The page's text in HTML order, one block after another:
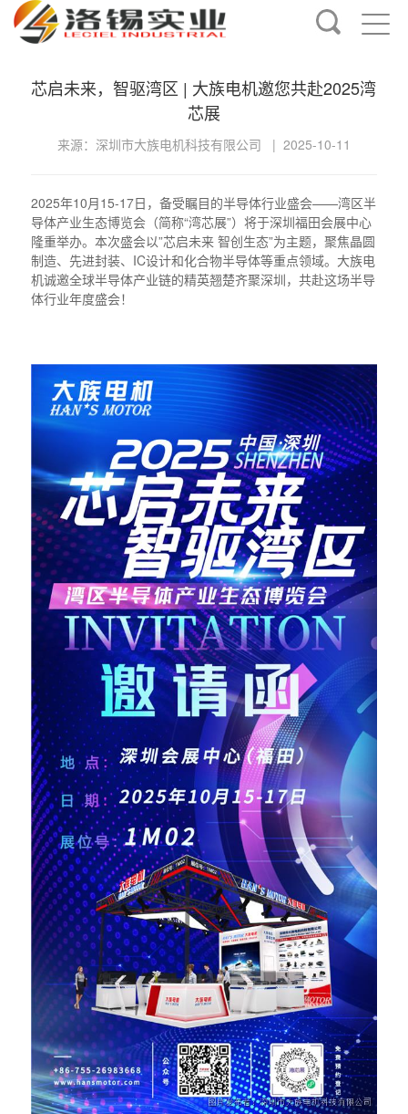
芯启未来，智驱湾区 | 大族电机邀您共赴2025湾
芯展
来源：深圳市大族电机科技有限公司 | 2025-10-11
2025年10月15-17日，备受瞩目的半导体行业盛会——湾区半
导体产业生态博览会（简称“湾芯展”）将于深圳福田会展中心
隆重举办。本次盛会以”芯启未来 智创生态”为主题，聚焦晶圆
制造、先进封装、IC设计和化合物半导体等重点领域。大族电
机诚邀全球半导体产业链的精英翘楚齐聚深圳，共赴这场半导
体行业年度盛会！